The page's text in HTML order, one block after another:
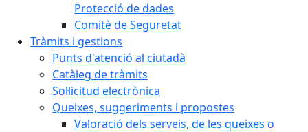
Protecció de dades
Comitè de Seguretat
Tràmits i gestions
Punts d'atenció al ciutadà
Catàleg de tràmits
Sol·licitud electrònica
Queixes, suggeriments i propostes
Valoració dels serveis, de les queixes o